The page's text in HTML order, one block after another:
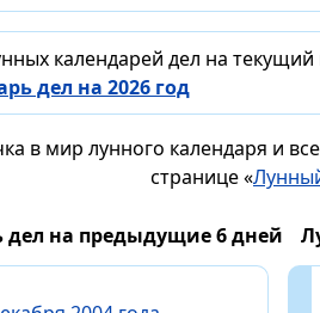
календарей дел на текущий
дел на 2026 год
в мир лунного календаря и
странице «
на предыдущие 6 дней